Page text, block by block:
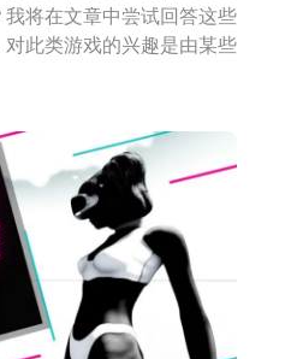
将在文章中尝试回答这些
此类游戏的兴趣是由某些